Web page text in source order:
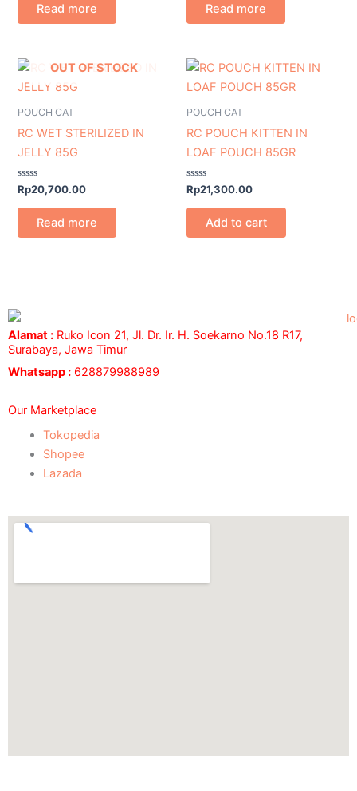
Read more Read more
OUT OF STOCK
POUCH CAT
RC WET STERILIZED IN
JELLY 85G
Rated
out
Rp20,700.00
Read more
POUCH CAT
RC POUCH KITTEN IN
LOAF POUCH 85GR
Rated
out
Rp21,300.00
Add to cart
Alamat : Ruko Icon 21, Jl. Dr. Ir. H. Soekarno No.18 R17,
Surabaya, Jawa Timur
Whatsapp : 628879988989
Our Marketplace
Tokopedia
Shopee
Lazada